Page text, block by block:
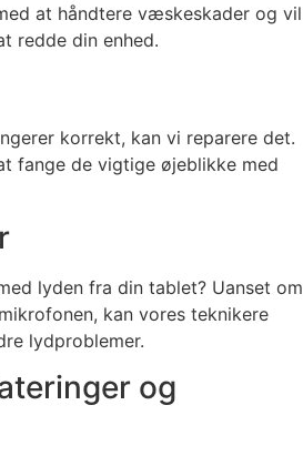
at håndtere væskeskader og vil
redde din enhed.
korrekt, kan vi reparere det.
fange de vigtige øjeblikke med
lyden fra din tablet? Uanset om
kan vores teknikere
lydproblemer.
og